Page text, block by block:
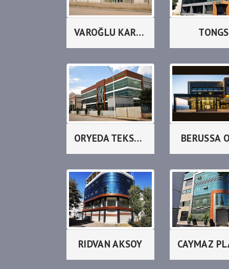
VAROĞLU KARDEŞLER TONGS
ORYEDA TEKSTİL BERUSSA
RIDVAN AKSOY